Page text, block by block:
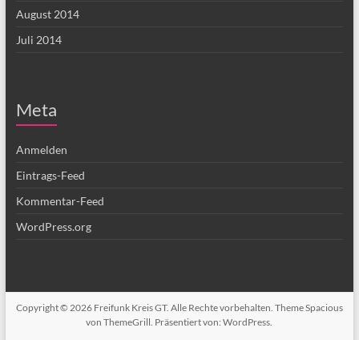
August 2014
Juli 2014
Meta
Anmelden
Eintrags-Feed
Kommentar-Feed
WordPress.org
Copyright © 2026 Freifunk Kreis GT. Alle Rechte vorbehalten. ThemeSpacious
von ThemeGrill. Präsentiert von:WordPress.